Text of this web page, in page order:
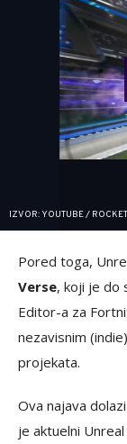
IZVOR: YOUTUBE /
Pored toga,
Verse, koji je do
Editor-a za
nezavisnim
projekata.
Ova najava
je aktuelni